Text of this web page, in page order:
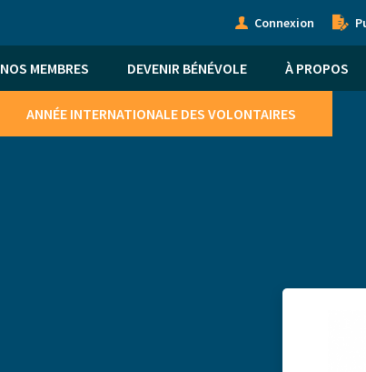
Anonymous
menu
Connexion
NOS MEMBRES DEVENIR BÉNÉVOLE À PROPOS
ANNÉE INTERNATIONALE DES VOLONTAIRES